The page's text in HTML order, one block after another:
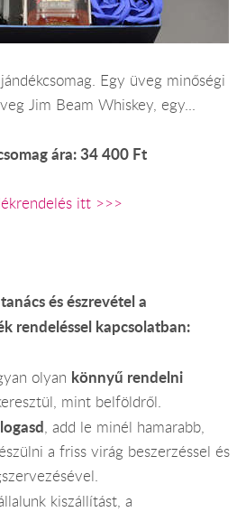
Egy üveg minőségi
Jim Beam Whiskey, egy...
ára: 34 400 Ft
itt >>>
és észrevétel a
rendeléssel kapcsolatban:
olyan könnyű rendelni
mint belföldről.
, add le minél hamarabb,
a friss virág beszerzéssel és
kiszállítást, a